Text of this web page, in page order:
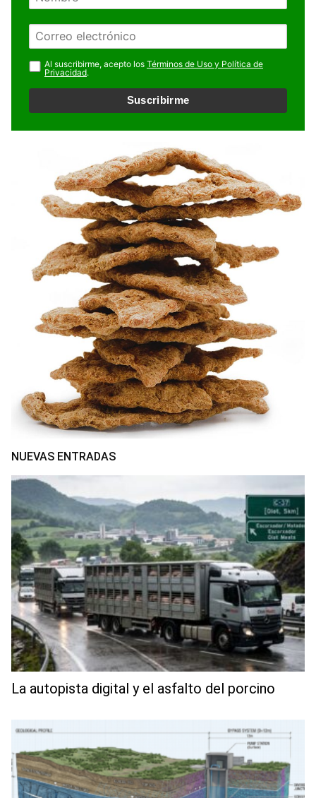
r
e
E
m
a
i
l
Al suscribirme, acepto los Términos de Uso y Política de
Privacidad.
Suscribirme
NUEVAS ENTRADAS
La autopista digital y el asfalto del porcino